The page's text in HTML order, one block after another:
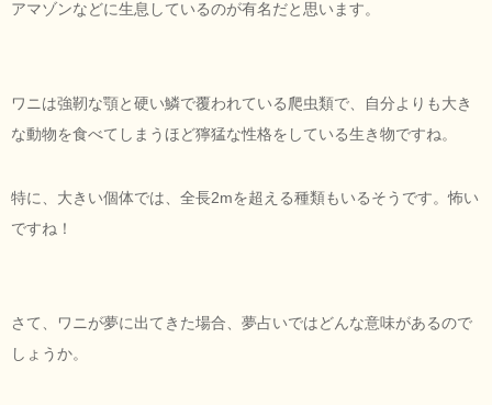
アマゾンなどに生息しているのが有名だと思います。
ワニは強靭な顎と硬い鱗で覆われている爬虫類で、自分よりも大き
な動物を食べてしまうほど獰猛な性格をしている生き物ですね。
特に、大きい個体では、全長2mを超える種類もいるそうです。怖い
ですね！
さて、ワニが夢に出てきた場合、夢占いではどんな意味があるので
しょうか。